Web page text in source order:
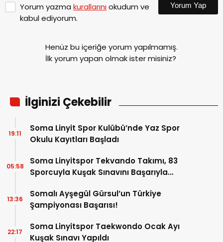
Yorum yazma kurallarınıokudum ve
kabul ediyorum.
Yorum Yap
Henüz bu içeriğe yorum yapılmamış.
İlk yorum yapan olmak ister misiniz?
İlginizi Çekebilir
Soma Linyit Spor Kulübü’nde Yaz Spor
Okulu Kayıtları Başladı
19:11
Soma Linyitspor Tekvando Takımı, 83
Sporcuyla Kuşak Sınavını Başarıyla
05:58
Somalı Ayşegül Gürsul’un Türkiye
Şampiyonası Başarısı!
13:36
Soma Linyitspor Taekwondo Ocak Ayı
Kuşak Sınavı Yapıldı
22:17